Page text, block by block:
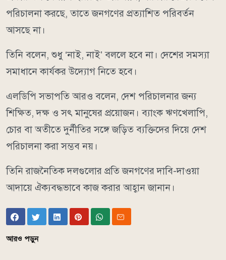
পরিচালনা করছে, তাতে জনগণের প্রত্যাশিত পরিবর্তন
আসছে না।
তিনি বলেন, শুধু ‘নাই, নাই’ বললে হবে না। দেশের সমস্যা
সমাধানে কার্যকর উদ্যোগ নিতে হবে।
এলডিপি সভাপতি আরও বলেন, দেশ পরিচালনার জন্য
শিক্ষিত, দক্ষ ও সৎ মানুষের প্রয়োজন। ব্যাংক ঋণখেলাপি,
চোর বা অতীতে দুর্নীতির সঙ্গে জড়িত ব্যক্তিদের দিয়ে দেশ
পরিচালনা করা সম্ভব নয়।
তিনি রাজনৈতিক দলগুলোর প্রতি জনগণের দাবি-দাওয়া
আদায়ে ঐক্যবদ্ধভাবে কাজ করার আহ্বান জানান।
আরও পড়ুন